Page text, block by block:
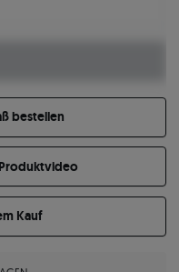
bestellen
Kauf